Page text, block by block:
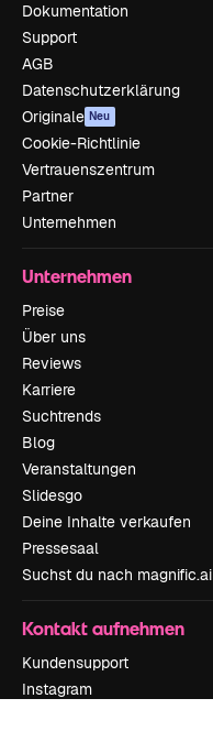
Dokumentation
Support
AGB
Datenschutzerklärung
Originale Neu
Cookie-Richtlinie
Vertrauenszentrum
Partner
Unternehmen
Unternehmen
Preise
Über uns
Reviews
Karriere
Suchtrends
Blog
Veranstaltungen
Slidesgo
Deine Inhalte verkaufen
Pressesaal
Suchst du nach magnific.ai
Kontakt aufnehmen
Kundensupport
Instagram